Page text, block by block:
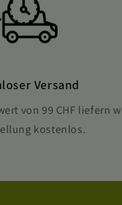
Versand
von 99 CHF liefern
kostenlos.